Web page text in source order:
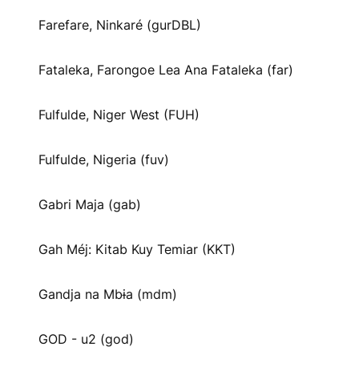
Farefare, Ninkaré (gurDBL)
Fataleka, Farongoe Lea Ana Fataleka (far)
Fulfulde, Niger West (FUH)
Fulfulde, Nigeria (fuv)
Gabri Maja (gab)
Gah Méj: Kitab Kuy Temiar (KKT)
Gandja na Mbɨa (mdm)
GOD - u2 (god)